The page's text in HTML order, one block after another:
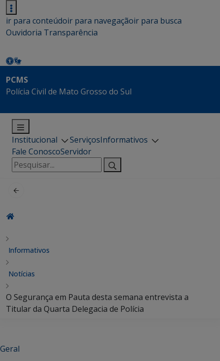
ir para conteúdoir para navegaçãoir para busca
Ouvidoria Transparência
PCMS
Polícia Civil de Mato Grosso do Sul
Institucional ServiçosInformativos
Fale ConoscoServidor
Pesquisar
por:
Informativos
Notícias
O Segurança em Pauta desta semana entrevista a
Titular da Quarta Delegacia de Polícia
Geral